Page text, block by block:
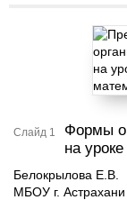
Слайд 1
Формы
на
Белокрылова Е.В.
МБОУ г.